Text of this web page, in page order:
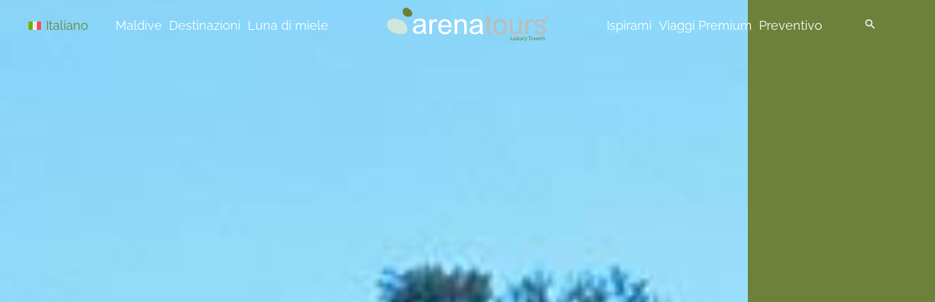
Italiano Maldive Destinazioni Luna di miele Ispirami Viaggi Premium Preventivo